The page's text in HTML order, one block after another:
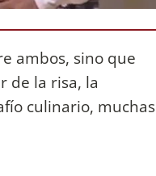
ambos, sino que
de la risa, la
culinario, muchas